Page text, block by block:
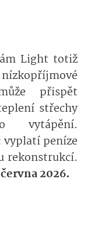
Light totiž
nízkopříjmové
přispět
střechy
vytápění.
vyplatí peníze
rekonstrukcí.
2026.